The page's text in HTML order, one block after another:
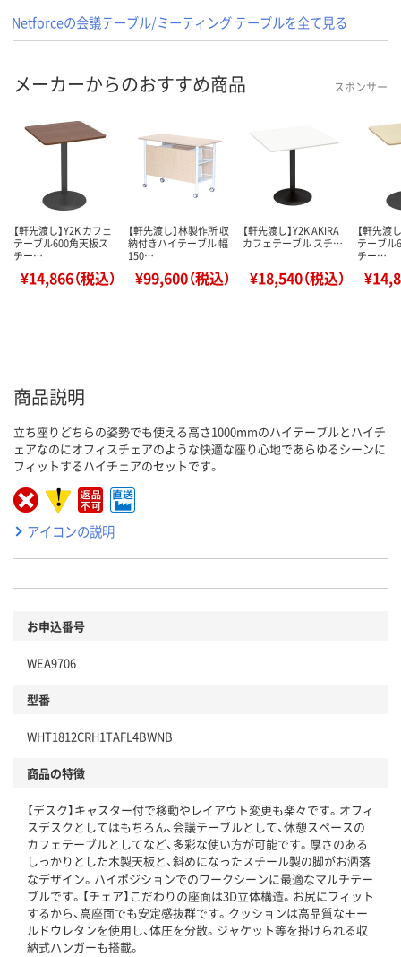
Netforceの会議テーブル/ミーティング テーブルを全て見る
メーカーからのおすすめ商品 スポンサー
【軒先渡し】Y2K カフェ
テーブル600角天板ス
チー…
¥14,866（税込）
【軒先渡し】林製作所 収
納付きハイテーブル 幅
150…
¥99,600（税込）
【軒先渡し】Y2K AKIRA
カフェテーブル スチ…
¥18,540（税込）
【軒先渡
テーブル
チー…
商品説明
立ち座りどちらの姿勢でも使える高さ1000mmのハイテーブルとハイチ
ェアなのにオフィスチェアのような快適な座り心地であらゆるシーンに
フィットするハイチェアのセットです。
アイコンの説明
お申込番号
WEA9706
型番
WHT1812CRH1TAFL4BWNB
商品の特徴
【デスク】キャスター付で移動やレイアウト変更も楽々です。オフィ
スデスクとしてはもちろん、会議テーブルとして、休憩スペースの
カフェテーブルとしてなど、多彩な使い方が可能です。厚さのある
しっかりとした木製天板と、斜めになったスチール製の脚がお洒落
なデザイン。ハイポジションでのワークシーンに最適なマルチテー
ブルです。【チェア】こだわりの座面は3D立体構造。お尻にフィット
するから、高座面でも安定感抜群です。クッションは高品質なモー
ルドウレタンを使用し、体圧を分散。ジャケット等を掛けられる収
納式ハンガーも搭載。